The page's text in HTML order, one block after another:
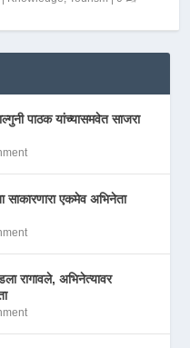
पाठक यांच्यासमवेत साजरा
साकारणारा एकमेव अभिनेता
रागावले, अभिनेत्यावर